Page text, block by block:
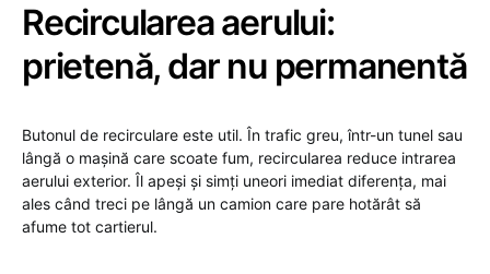
Recircularea aerului:
prietenă, dar nu permanentă
Butonul de recirculare este util. În trafic greu, într-un tunel sau
lângă o mașină care scoate fum, recircularea reduce intrarea
aerului exterior. Îl apeși și simți uneori imediat diferența, mai
ales când treci pe lângă un camion care pare hotărât să
afume tot cartierul.